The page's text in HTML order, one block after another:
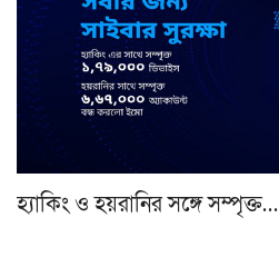
হ্যাকিং ও হয়রানির সঙ্গে সম্পৃক্ত…